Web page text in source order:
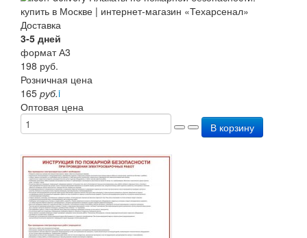
Доставка
3-5 дней
формат А3
198 руб.
Розничная цена
165 руб.i
Оптовая цена
В корзину